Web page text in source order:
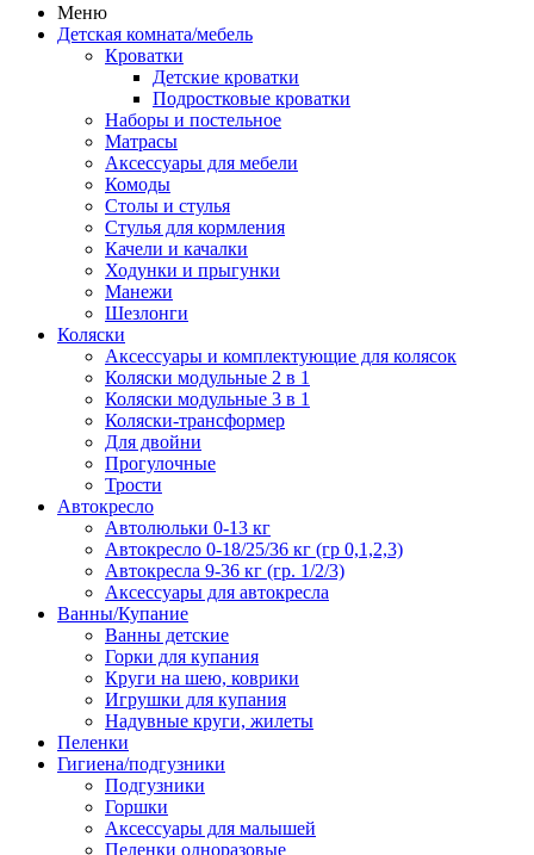
Меню
Детская комната/мебель
Кроватки
Детские кроватки
Подростковые кроватки
Наборы и постельное
Матрасы
Аксессуары для мебели
Комоды
Столы и стулья
Стулья для кормления
Качели и качалки
Ходунки и прыгунки
Манежи
Шезлонги
Коляски
Аксессуары и комплектующие для колясок
Коляски модульные 2 в 1
Коляски модульные 3 в 1
Коляски-трансформер
Для двойни
Прогулочные
Трости
Автокресло
Автолюльки 0-13 кг
Автокресло 0-18/25/36 кг (гр 0,1,2,3)
Автокресла 9-36 кг (гр. 1/2/3)
Аксессуары для автокресла
Ванны/Купание
Ванны детские
Горки для купания
Круги на шею, коврики
Игрушки для купания
Надувные круги, жилеты
Пеленки
Гигиена/подгузники
Подгузники
Горшки
Аксессуары для малышей
Пеленки одноразовые